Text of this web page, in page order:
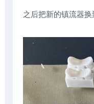
之后把新的镇流器换